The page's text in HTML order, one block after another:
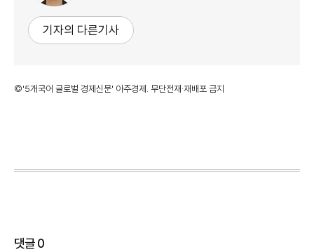
기자의 다른기사
©'5개국어 글로벌 경제신문' 아주경제. 무단전재·재배포 금지
댓글0